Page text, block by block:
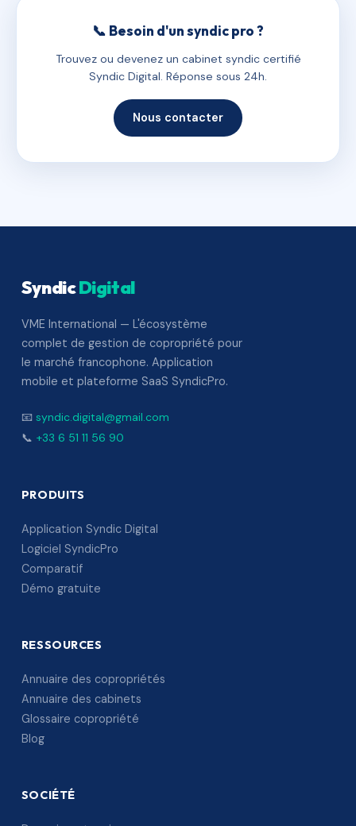
📞 Besoin d'un syndic pro ?
Trouvez ou devenez un cabinet syndic certifié
Syndic Digital. Réponse sous 24h.
Nous contacter
SyndicDigital
VME International — L'écosystème
complet de gestion de copropriété pour
le marché francophone. Application
mobile et plateforme SaaS SyndicPro.
📧 syndic.digital@gmail.com
📞 +33 6 51 11 56 90
PRODUITS
Application Syndic Digital
Logiciel SyndicPro
Comparatif
Démo gratuite
RESSOURCES
Annuaire des copropriétés
Annuaire des cabinets
Glossaire copropriété
Blog
SOCIÉTÉ